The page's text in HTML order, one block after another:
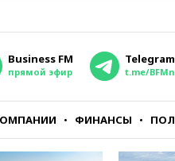
Business FM
прямой эфир
Telegram
t.me/
ФИНАНСЫ